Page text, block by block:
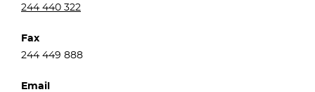
244 440 322
Fax
244 449 888
Email